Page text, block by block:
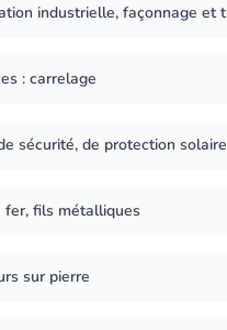
: carrelage
sécurité, de protection solaire
fer, fils métalliques
sur pierre